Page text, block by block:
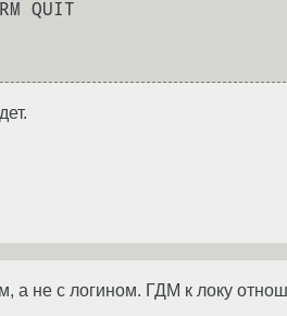
QUIT
не с логином. ГДМ к локу